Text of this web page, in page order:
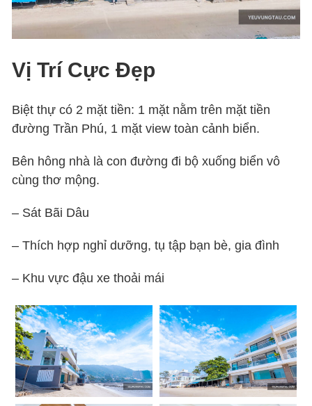
Vị Trí Cực Đẹp
Biệt thự có 2 mặt tiền: 1 mặt nằm trên mặt tiền
đường Trần Phú, 1 mặt view toàn cảnh biển.
Bên hông nhà là con đường đi bộ xuống biển vô
cùng thơ mộng.
– Sát Bãi Dâu
– Thích hợp nghỉ dưỡng, tụ tập bạn bè, gia đình
– Khu vực đậu xe thoải mái